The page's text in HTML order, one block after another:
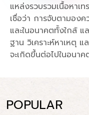
แหล่งรวบรวมเนื้อหาเ
เชื่อว่า การจับตามอง
และในอนาคตทั้งใกล้
ฐาน วิเคราะห์หาเหตุ
จะเกิดขึ้นต่อไปในอนา
POPULAR